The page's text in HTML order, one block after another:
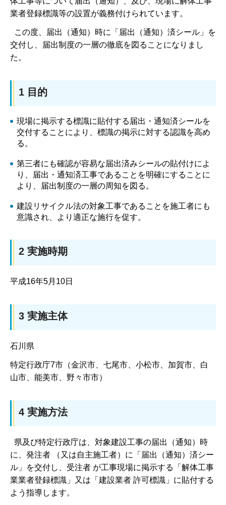
業者登録標識等の設置が義務付けられています。
この度、届出（通知）時に「届出（通知）済シール」を
交付し、届出制度の一層の徹底を図ることになりまし
た。
1 目的
現場に掲示する標識に貼付する届出・通知済シールを
交付することにより、標識の掲示に対する認識を高め
る。
第三者にも確認が容易な届出済みシールの貼付けによ
り、届出・通知済工事であることを明確にすることに
より、届出制度の一層の周知を図る。
建設リサイクル法の対象工事であることを施工者にも
意識され、より適正な施行を促す。
2 実施時期
平成16年5月10日
3 実施主体
石川県
特定行政庁7市（金沢市、七尾市、小松市、加賀市、白
山市、能美市、野々市市）
4 実施方法
県及び特定行政庁は、対象建設工事の届出（通知）時
に、発注者 （又は自主施工者）に「届出（通知）済シー
ル」を交付し、受注者 が工事現場に掲示する「解体工事
業業者登録標識」又は「建設業者 許可標識」に貼付する
よう指導します。